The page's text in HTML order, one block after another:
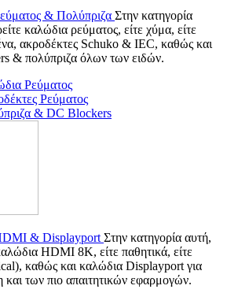
& Πολύπριζα Στην κατηγορία
καλώδια ρεύματος, είτε χύμα, είτε
ακροδέκτες Schuko & IEC, καθώς και
& πολύπριζα όλων των ειδών.
Ρεύματος
Ρεύματος
& DC Blockers
& Displayport Στην κατηγορία αυτή,
HDMI 8K, είτε παθητικά, είτε
καθώς και καλώδια Displayport για
και των πιο απαιτητικών εφαρμογών.